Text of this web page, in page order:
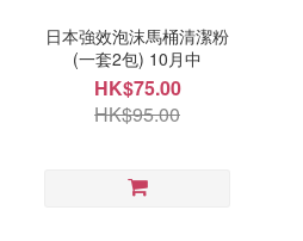
日本強效泡沫馬桶清潔粉
(一套2包) 10月中
HK$75.00
HK$95.00